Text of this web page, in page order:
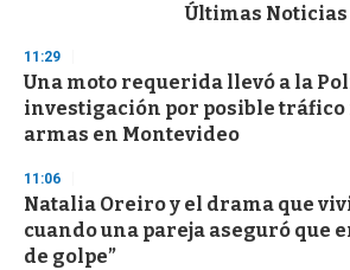
d
s
o
f
3
s
e
c
o
n
Últimas Noticias
11:29
Una moto requerida llevó a la
investigación por posible
armas en Montevideo
11:06
Natalia Oreiro y el drama que
cuando una pareja aseguró que
de golpe”